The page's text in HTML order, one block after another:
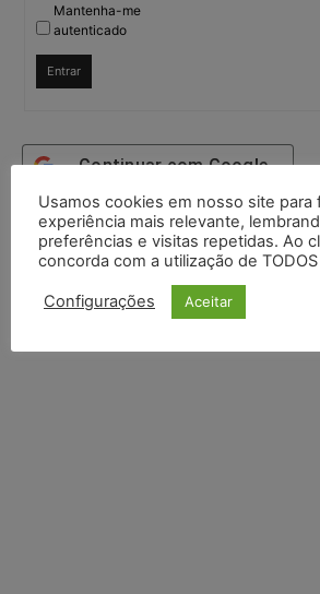
Mantenha-me
autenticado
Entrar
Continuar comGoogle
Continuar comX
Usamos cookies em nosso site para
experiência mais relevante,
preferências e visitas repetidas. Ao
concorda com a utilização de
Configurações Aceitar